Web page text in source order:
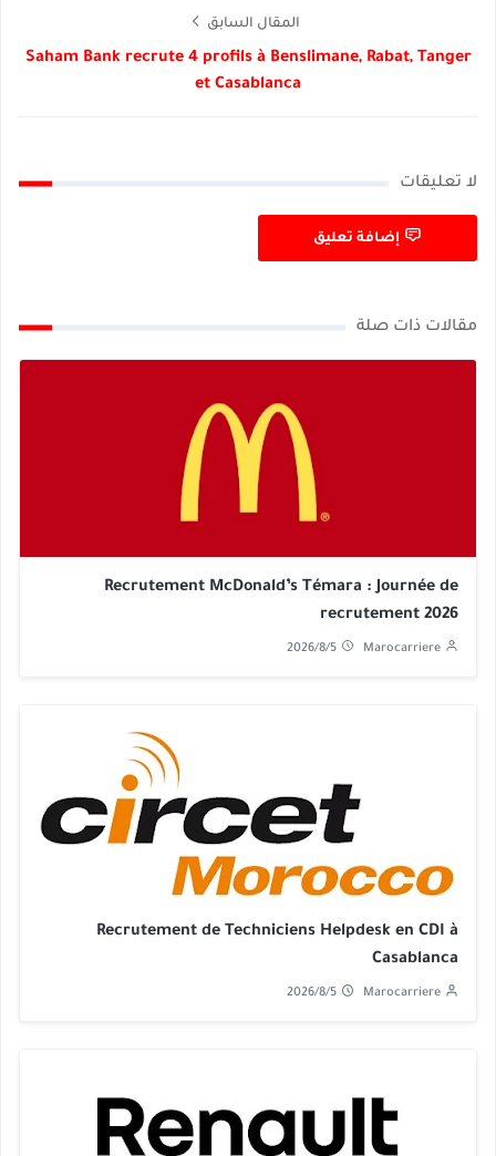
المقال السابق
Saham Bank recrute 4 profils à Benslimane, Rabat, Tanger
et Casablanca
لا تعليقات
إضافة تعليق
مقالات ذات صلة
Recrutement McDonald’s Témara : Journée de
recrutement 2026
Marocarriere
2026/8/5
Recrutement de Techniciens Helpdesk en CDI à
Casablanca
Marocarriere
2026/8/5